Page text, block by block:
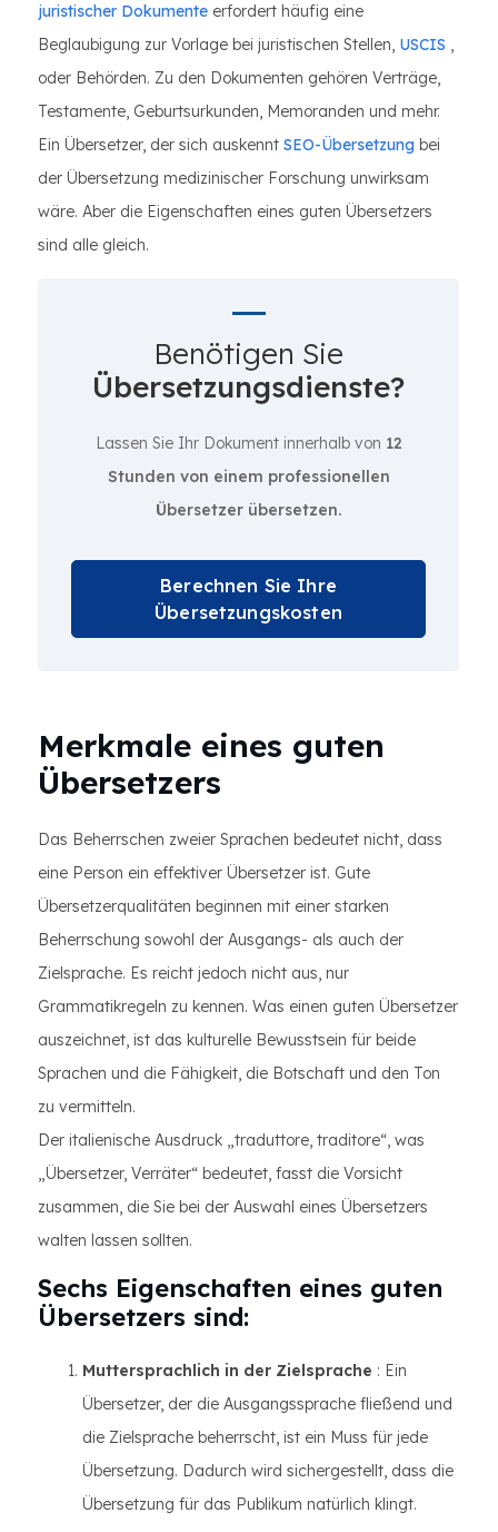
juristischer Dokumente erfordert häufig eine
Beglaubigung zur Vorlage bei juristischen Stellen, USCIS ,
oder Behörden. Zu den Dokumenten gehören Verträge,
Testamente, Geburtsurkunden, Memoranden und mehr.
Ein Übersetzer, der sich auskennt SEO-Übersetzung bei
der Übersetzung medizinischer Forschung unwirksam
wäre. Aber die Eigenschaften eines guten Übersetzers
sind alle gleich.
Benötigen Sie
Übersetzungsdienste?
Lassen Sie Ihr Dokument innerhalb von 12
Stunden von einem professionellen
Übersetzer übersetzen.
Berechnen Sie Ihre
Übersetzungskosten
Merkmale eines guten
Übersetzers
Das Beherrschen zweier Sprachen bedeutet nicht, dass
eine Person ein effektiver Übersetzer ist. Gute
Übersetzerqualitäten beginnen mit einer starken
Beherrschung sowohl der Ausgangs- als auch der
Zielsprache. Es reicht jedoch nicht aus, nur
Grammatikregeln zu kennen. Was einen guten Übersetzer
auszeichnet, ist das kulturelle Bewusstsein für beide
Sprachen und die Fähigkeit, die Botschaft und den Ton
zu vermitteln.
Der italienische Ausdruck „traduttore, traditore“, was
„Übersetzer, Verräter“ bedeutet, fasst die Vorsicht
zusammen, die Sie bei der Auswahl eines Übersetzers
walten lassen sollten.
Sechs Eigenschaften eines guten
Übersetzers sind:
Muttersprachlich in der Zielsprache : Ein
Übersetzer, der die Ausgangssprache fließend und
die Zielsprache beherrscht, ist ein Muss für jede
Übersetzung. Dadurch wird sichergestellt, dass die
Übersetzung für das Publikum natürlich klingt.